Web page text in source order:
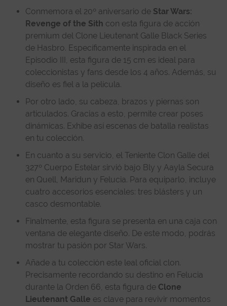
Reseñas de clientes
Conmemora el 20º aniversario de Star Wars:
Revenge of the Sith con esta figura de acción
premium del Clone Lieutenant Galle Black Series
de Hasbro. Específicamente inspirada en el
Episodio III, esta figura de 15 cm es ideal para
coleccionistas y fans desde los 4 años. Además, su
diseño es fiel a la película.
Por otro lado, su cabeza, brazos y piernas son
articulados. Gracias a esto, permite crear poses
dinámicas. Exhibe así escenas de batalla realistas
en tu colección.
En cuanto a su servicio, el Teniente Clon Galle del
327º Cuerpo Estelar sirvió bajo Bly y Aayla Secura
en Quell, Maridun y Felucia. Para equiparlo, incluye
cuatro accesorios esenciales: tres blásters y un
casco desmontable.
Finalmente, esta figura se presenta en una caja con
ventana de elegante diseño. De este modo, podrás
mostrar tu pasión por Star Wars.
Añade a tu colección este leal oficial clon.
Precisamente recordando su destino en Felucia
durante la Orden 66, esta figura de Clone
Lieutenant Galle es clave para revivir momentos